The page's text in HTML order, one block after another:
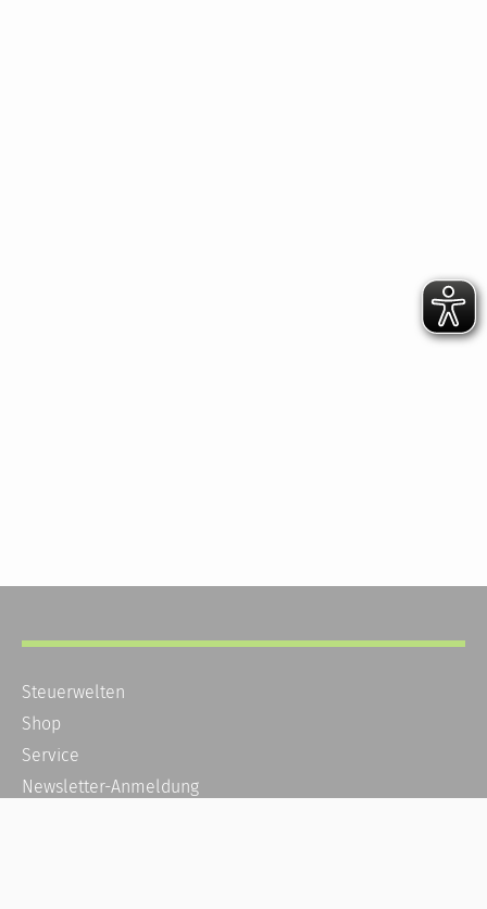
Steuerwelten
Shop
Service
Newsletter-Anmeldung